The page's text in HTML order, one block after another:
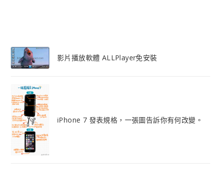
影片播放軟體 ALLPlayer免安裝
iPhone 7 發表規格，一張圖告訴你有何改變。